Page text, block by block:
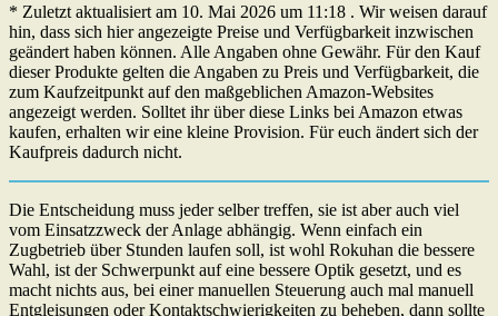
* Zuletzt aktualisiert am 10. Mai 2026 um 11:18 . Wir weisen darauf
hin, dass sich hier angezeigte Preise und Verfügbarkeit inzwischen
geändert haben können. Alle Angaben ohne Gewähr. Für den Kauf
dieser Produkte gelten die Angaben zu Preis und Verfügbarkeit, die
zum Kaufzeitpunkt auf den maßgeblichen Amazon-Websites
angezeigt werden. Solltet ihr über diese Links bei Amazon etwas
kaufen, erhalten wir eine kleine Provision. Für euch ändert sich der
Kaufpreis dadurch nicht.
Die Entscheidung muss jeder selber treffen, sie ist aber auch viel
vom Einsatzzweck der Anlage abhängig. Wenn einfach ein
Zugbetrieb über Stunden laufen soll, ist wohl Rokuhan die bessere
Wahl, ist der Schwerpunkt auf eine bessere Optik gesetzt, und es
macht nichts aus, bei einer manuellen Steuerung auch mal manuell
Entgleisungen oder Kontaktschwierigkeiten zu beheben, dann sollte